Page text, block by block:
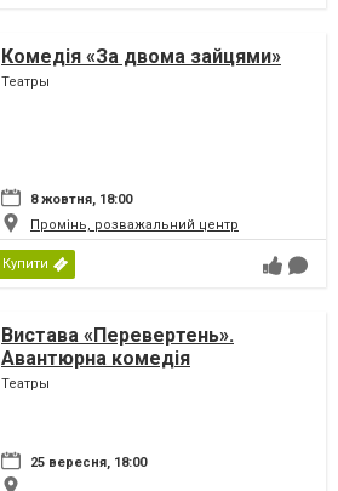
Комедія «За двома зайцями»
Театры
8 жовтня, 18:00
Промінь, розважальний центр
Купити
Вистава «Перевертень».
Авантюрна комедія
Театры
25 вересня, 18:00